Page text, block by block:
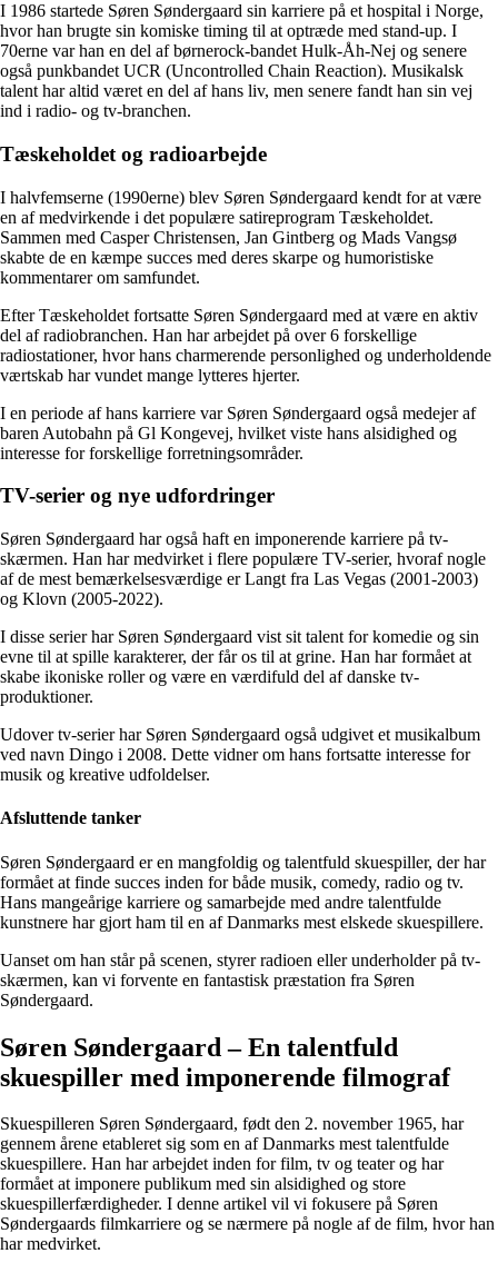
I 1986 startede Søren Søndergaard sin karriere på et hospital i Norge,
hvor han brugte sin komiske timing til at optræde med stand-up. I
70erne var han en del af børnerock-bandet Hulk-Åh-Nej og senere
også punkbandet UCR (Uncontrolled Chain Reaction). Musikalsk
talent har altid været en del af hans liv, men senere fandt han sin vej
ind i radio- og tv-branchen.
Tæskeholdet og radioarbejde
I halvfemserne (1990erne) blev Søren Søndergaard kendt for at være
en af medvirkende i det populære satireprogram Tæskeholdet.
Sammen med Casper Christensen, Jan Gintberg og Mads Vangsø
skabte de en kæmpe succes med deres skarpe og humoristiske
kommentarer om samfundet.
Efter Tæskeholdet fortsatte Søren Søndergaard med at være en aktiv
del af radiobranchen. Han har arbejdet på over 6 forskellige
radiostationer, hvor hans charmerende personlighed og underholdende
værtskab har vundet mange lytteres hjerter.
I en periode af hans karriere var Søren Søndergaard også medejer af
baren Autobahn på Gl Kongevej, hvilket viste hans alsidighed og
interesse for forskellige forretningsområder.
TV-serier og nye udfordringer
Søren Søndergaard har også haft en imponerende karriere på tv-
skærmen. Han har medvirket i flere populære TV-serier, hvoraf nogle
af de mest bemærkelsesværdige er Langt fra Las Vegas (2001-2003)
og Klovn (2005-2022).
I disse serier har Søren Søndergaard vist sit talent for komedie og sin
evne til at spille karakterer, der får os til at grine. Han har formået at
skabe ikoniske roller og være en værdifuld del af danske tv-
produktioner.
Udover tv-serier har Søren Søndergaard også udgivet et musikalbum
ved navn Dingo i 2008. Dette vidner om hans fortsatte interesse for
musik og kreative udfoldelser.
Afsluttende tanker
Søren Søndergaard er en mangfoldig og talentfuld skuespiller, der har
formået at finde succes inden for både musik, comedy, radio og tv.
Hans mangeårige karriere og samarbejde med andre talentfulde
kunstnere har gjort ham til en af Danmarks mest elskede skuespillere.
Uanset om han står på scenen, styrer radioen eller underholder på tv-
skærmen, kan vi forvente en fantastisk præstation fra Søren
Søndergaard.
Søren Søndergaard – En talentfuld
skuespiller med imponerende filmograf
Skuespilleren Søren Søndergaard, født den 2. november 1965, har
gennem årene etableret sig som en af Danmarks mest talentfulde
skuespillere. Han har arbejdet inden for film, tv og teater og har
formået at imponere publikum med sin alsidighed og store
skuespillerfærdigheder. I denne artikel vil vi fokusere på Søren
Søndergaards filmkarriere og se nærmere på nogle af de film, hvor han
har medvirket.